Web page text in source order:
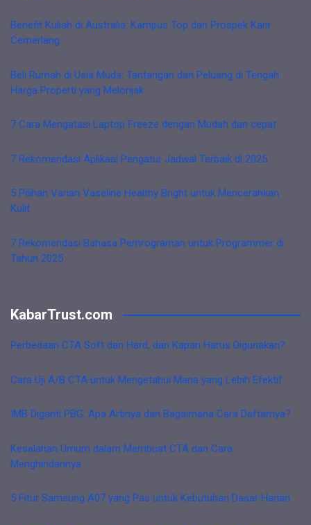
Benefit Kuliah di Australia: Kampus Top dan Prospek Karir
Cemerlang
Beli Rumah di Usia Muda: Tantangan dan Peluang di Tengah
Harga Properti yang Melonjak
7 Cara Mengatasi Laptop Freeze dengan Mudah dan cepat
7 Rekomendasi Aplikasi Pengatur Jadwal Terbaik di 2025
5 Pilihan Varian Vaseline Healthy Bright untuk Mencerahkan
Kulit
7 Rekomendasi Bahasa Pemrograman untuk Programmer di
Tahun 2025
KabarTrust.com
Perbedaan CTA Soft dan Hard, dan Kapan Harus Digunakan?
Cara Uji A/B CTA untuk Mengetahui Mana yang Lebih Efektif
IMB Diganti PBG: Apa Artinya dan Bagaimana Cara Daftarnya?
Kesalahan Umum dalam Membuat CTA dan Cara
Menghindarinya
5 Fitur Samsung A07 yang Pas untuk Kebutuhan Dasar Harian